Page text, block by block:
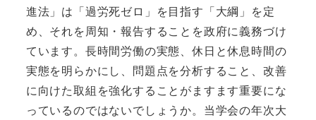
進法」は「過労死ゼロ」を目指す「大綱」を定
め、それを周知・報告することを政府に義務づけ
ています。長時間労働の実態、休日と休息時間の
実態を明らかにし、問題点を分析すること、改善
に向けた取組を強化することがますます重要にな
っているのではないでしょうか。当学会の年次大